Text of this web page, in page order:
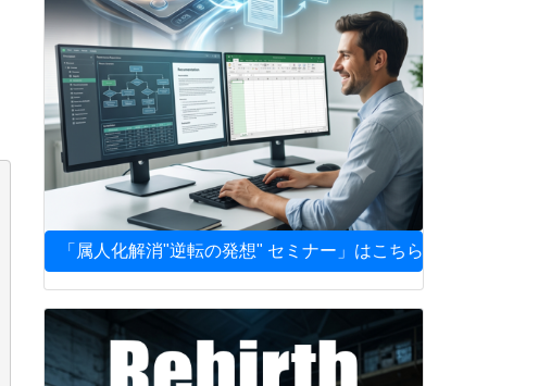
「属人化解消"逆転の発想" セミナー」はこちら